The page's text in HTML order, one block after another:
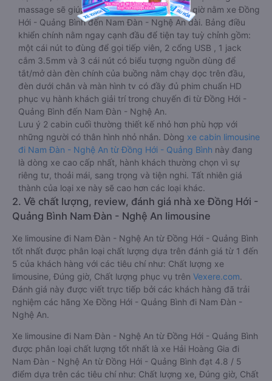
massage sẽ giúp bạn thư giãn trong những giờ nằm xe Đồng
Hới - Quảng Bình đến Nam Đàn - Nghệ An dài. Bảng điều
khiển chính nằm ngay cạnh đầu để tiện tay tuỳ chỉnh gồm:
một cái nút to đùng để gọi tiếp viên, 2 cổng USB , 1 jack
cắm 3.5mm và 3 cái nút có biểu tượng nguồn dùng để
tắt/mở dàn đèn chính của buồng nằm chạy dọc trên đầu,
đèn dưới chân và màn hình tv có đầy đủ phim chuẩn HD
phục vụ hành khách giải trí trong chuyến đi từ Đồng Hới -
Quảng Bình đến Nam Đàn - Nghệ An.
Lưu ý 2 cabin cuối thường thiết kế nhỏ hơn phù hợp với
những người có thân hình nhỏ nhắn. Dòng xe cabin limousine
đi Nam Đàn - Nghệ An từ Đồng Hới - Quảng Bình này đang
là dòng xe cao cấp nhất, hành khách thường chọn vì sự
riêng tư, thoải mái, sang trọng và tiện nghi. Tất nhiên giá
thành của loại xe này sẽ cao hơn các loại khác.
2. Về chất lượng, review, đánh giá nhà xe Đồng Hới -
Quảng Bình Nam Đàn - Nghệ An limousine
Xe limousine đi Nam Đàn - Nghệ An từ Đồng Hới - Quảng Bình
tốt nhất được phân loại chất lượng dựa trên đánh giá từ 1 đến
5 của khách hàng với các tiêu chí như: Chất lượng xe
limousine, Đúng giờ, Chất lượng phục vụ trên Vexere.com.
Đánh giá này được viết trực tiếp bởi các khách hàng đã trải
nghiệm các hãng Xe Đồng Hới - Quảng Bình đi Nam Đàn -
Nghệ An.
Xe limousine đi Nam Đàn - Nghệ An từ Đồng Hới - Quảng Bình
được phân loại chất lượng tốt nhất là xe Hải Hoàng Gia đi
Nam Đàn - Nghệ An từ Đồng Hới - Quảng Bình đạt 4.8 / 5
điểm dựa trên các tiêu chí như: Chất lượng xe, Đúng giờ, Chất